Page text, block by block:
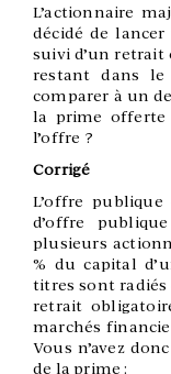
L’actionnaire
décidé de
suivi d’un
restant dans
comparer à un
la prime offerte
l’offre ?
Corrigé
L’offre
d’offre
plusieurs
% du capital
titres sont radiés
retrait
marchés
Vous n’avez
de la prime :